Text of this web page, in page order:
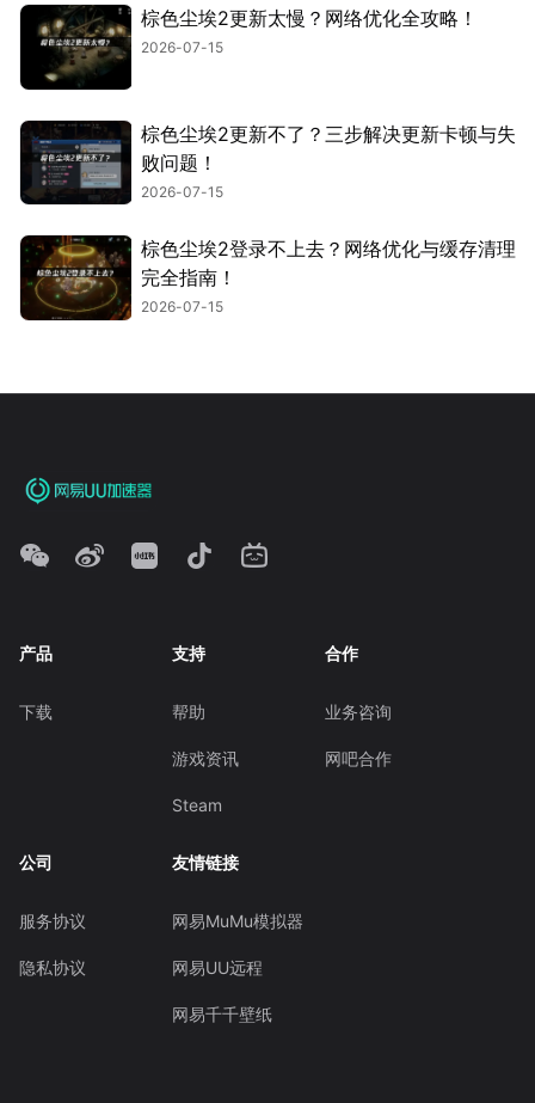
棕色尘埃2更新太慢？网络优化全攻略！
2026-07-15
棕色尘埃2更新不了？三步解决更新卡顿与失
败问题！
2026-07-15
棕色尘埃2登录不上去？网络优化与缓存清理
完全指南！
2026-07-15
产品
下载
支持
帮助
游戏资讯
Steam
合作
业务咨询
网吧合作
公司
服务协议
隐私协议
友情链接
网易MuMu模拟器
网易UU远程
网易千千壁纸